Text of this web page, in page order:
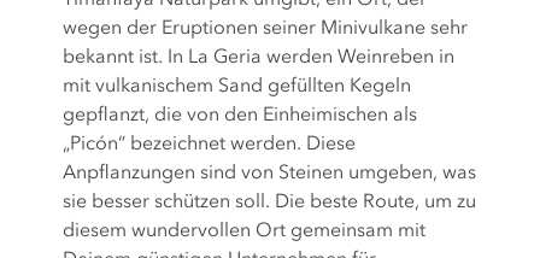
wegen der Eruptionen seiner Minivulkane sehr
bekannt ist. In La Geria werden Weinreben in
mit vulkanischem Sand gefüllten Kegeln
gepflanzt, die von den Einheimischen als
„Picón“ bezeichnet werden. Diese
Anpflanzungen sind von Steinen umgeben, was
sie besser schützen soll. Die beste Route, um zu
diesem wundervollen Ort gemeinsam mit